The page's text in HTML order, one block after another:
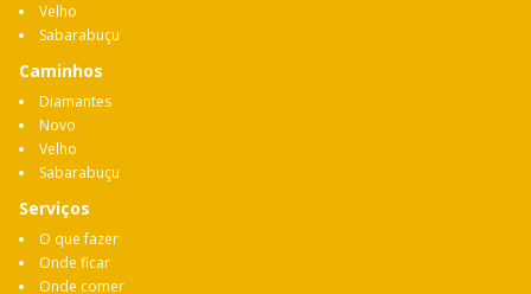
Velho
Sabarabuçu
Caminhos
Diamantes
Novo
Velho
Sabarabuçu
Serviços
O que fazer
Onde ficar
Onde comer